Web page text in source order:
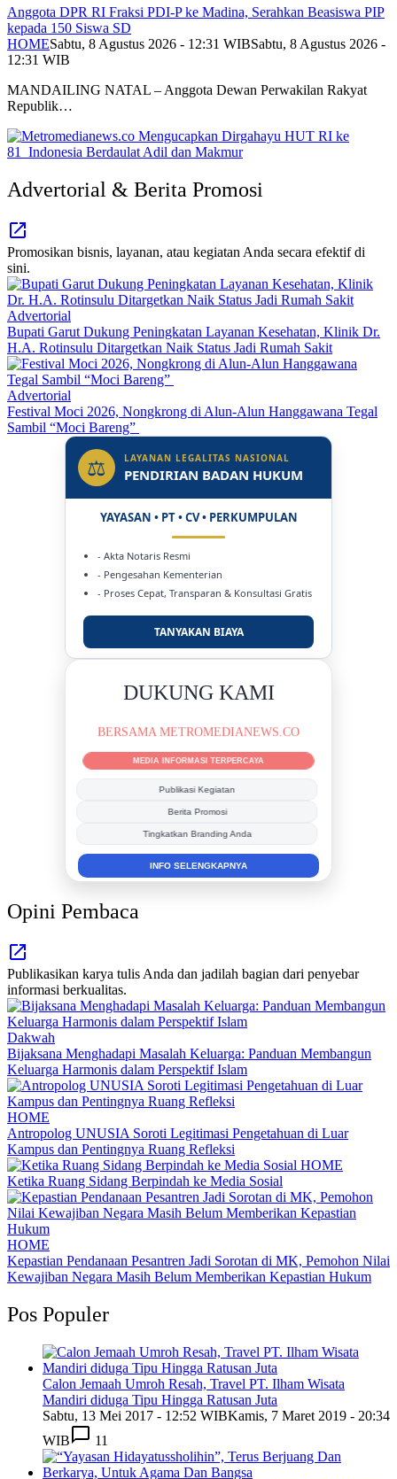
Anggota DPR RI Fraksi PDI-P ke Madina, Serahkan Beasiswa PIP
kepada 150 Siswa SD
HOMESabtu, 8 Agustus 2026 - 12:31 WIBSabtu, 8 Agustus 2026 -
12:31 WIB
MANDAILING NATAL – Anggota Dewan Perwakilan Rakyat
Republik…
Advertorial & Berita Promosi
Promosikan bisnis, layanan, atau kegiatan Anda secara efektif di
sini.
Advertorial
Bupati Garut Dukung Peningkatan Layanan Kesehatan, Klinik Dr.
H.A. Rotinsulu Ditargetkan Naik Status Jadi Rumah Sakit
Advertorial
Festival Moci 2026, Nongkrong di Alun-Alun Hanggawana Tegal
Sambil “Moci Bareng”
⚖ LAYANAN LEGALITAS NASIONAL
PENDIRIAN BADAN HUKUM
YAYASAN • PT • CV • PERKUMPULAN
- Akta Notaris Resmi
- Pengesahan Kementerian
- Proses Cepat, Transparan & Konsultasi Gratis
TANYAKAN BIAYA
DUKUNG KAMI
BERSAMA METROMEDIANEWS.CO
MEDIA INFORMASI TERPERCAYA
Publikasi Kegiatan
Berita Promosi
Tingkatkan Branding Anda
INFO SELENGKAPNYA
Opini Pembaca
Publikasikan karya tulis Anda dan jadilah bagian dari penyebar
informasi berkualitas.
Dakwah
Bijaksana Menghadapi Masalah Keluarga: Panduan Membangun
Keluarga Harmonis dalam Perspektif Islam
HOME
Antropolog UNUSIA Soroti Legitimasi Pengetahuan di Luar
Kampus dan Pentingnya Ruang Refleksi
HOME
Ketika Ruang Sidang Berpindah ke Media Sosial
HOME
Kepastian Pendanaan Pesantren Jadi Sorotan di MK, Pemohon Nilai
Kewajiban Negara Masih Belum Memberikan Kepastian Hukum
Pos Populer
Calon Jemaah Umroh Resah, Travel PT. Ilham Wisata
Mandiri diduga Tipu Hingga Ratusan Juta
Sabtu, 13 Mei 2017 - 12:52 WIBKamis, 7 Maret 2019 - 20:34
WIB
11